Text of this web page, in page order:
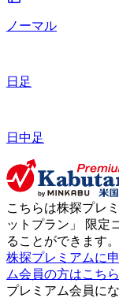
ノーマル
日足
日中足
こちらは株探プレ
ットプラン 」 限定
ることができます。
株探プレミアムに
ム会員の方はこち
プレミアム会員に